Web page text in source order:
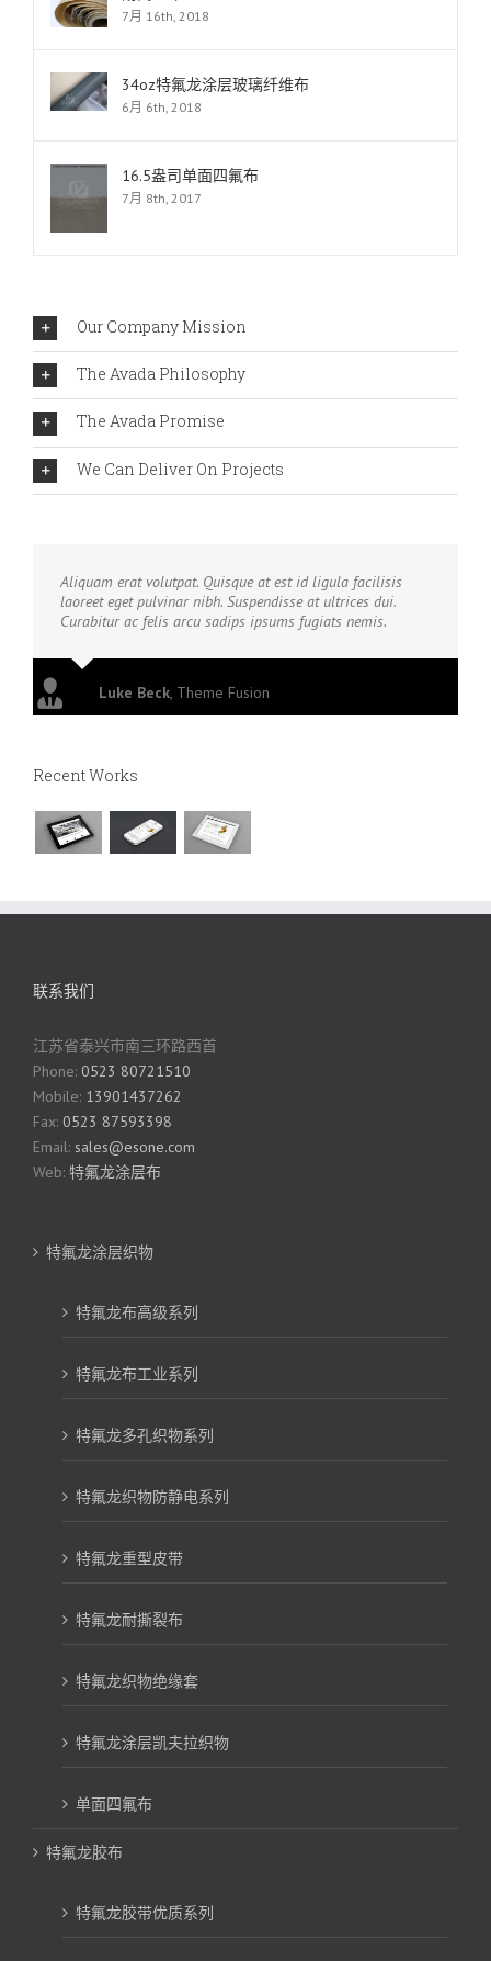
7月 16th, 2018
34oz特氟龙涂层玻璃纤维布
6月 6th, 2018
16.5盎司单面四氟布
7月 8th, 2017
Our Company Mission
The Avada Philosophy
The Avada Promise
We Can Deliver On Projects
Aliquam erat volutpat. Quisque at est id ligula facilisis
laoreet eget pulvinar nibh. Suspendisse at ultrices dui.
Curabitur ac felis arcu sadips ipsums fugiats nemis.
Luke Beck, Theme Fusion
Recent Works
联系我们
江苏省泰兴市南三环路西首
Phone: 0523 80721510
Mobile: 13901437262
Fax: 0523 87593398
Email: sales@esone.com
Web: 特氟龙涂层布
特氟龙涂层织物
特氟龙布高级系列
特氟龙布工业系列
特氟龙多孔织物系列
特氟龙织物防静电系列
特氟龙重型皮带
特氟龙耐撕裂布
特氟龙织物绝缘套
特氟龙涂层凯夫拉织物
单面四氟布
特氟龙胶布
特氟龙胶带优质系列